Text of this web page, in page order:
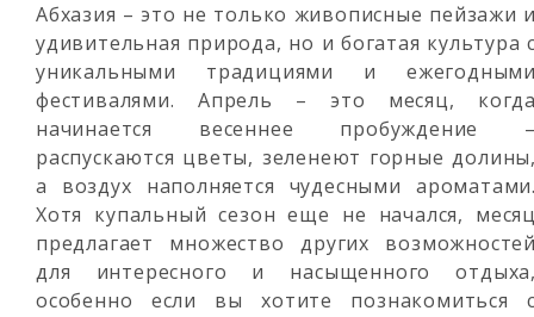
Абхазия – это не только живописные пейзажи
удивительная природа, но и богатая культура
уникальными традициями и
фестивалями. Апрель – это месяц,
начинается весеннее пробуждение
распускаются цветы, зеленеют горные
а воздух наполняется чудесными
Хотя купальный сезон еще не начался,
предлагает множество других
для интересного и насыщенного
особенно если вы хотите познакомиться